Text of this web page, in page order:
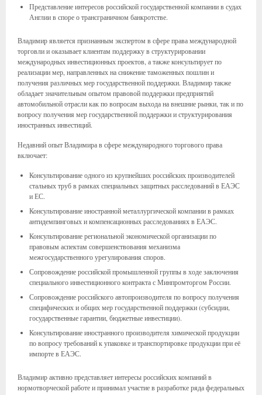
Представление интересов российской государственной компании в судах
Англии в споре о трансграничном банкротстве.
Владимир является признанным экспертом в сфере права международной
торговли и оказывает клиентам поддержку в структурировании
международных инвестиционных проектов, а также консультирует по
реализации мер, направленных на снижение таможенных пошлин и
получения различных мер государственной поддержки. Владимир также
обладает значительным опытом правовой поддержки предприятий
автомобильной отрасли как по вопросам выхода на внешние рынки, так и по
вопросу получения мер государственной поддержки и структурирования
иностранных инвестиций.
Недавний опыт Владимира в сфере международного торгового права
включает:
Консультирование одного из крупнейших российских производителей
стальных труб в рамках специальных защитных расследований в ЕАЭС
и ЕС.
Консультирование иностранной металлургической компании в рамках
антидемпинговых и компенсационных расследованиях в ЕАЭС.
Консультирование региональной экономической организации по
правовым аспектам совершенствования механизма
межгосударственного урегулирования споров.
Сопровождение российской промышленной группы в ходе заключения
специального инвестиционного контракта с Минпромторгом России.
Сопровождение российского автопроизводителя по вопросу получения
специфических и общих мер государственной поддержки (субсидии,
государственные гарантии, бюджетные инвестиции).
Консультирование иностранного производителя химической продукции
по вопросу требований к упаковке и транспортировке продукции при её
импорте в ЕАЭС.
Владимир активно представляет интересы российских компаний в
нормотворческой работе и принимал участие в разработке ряда федеральных